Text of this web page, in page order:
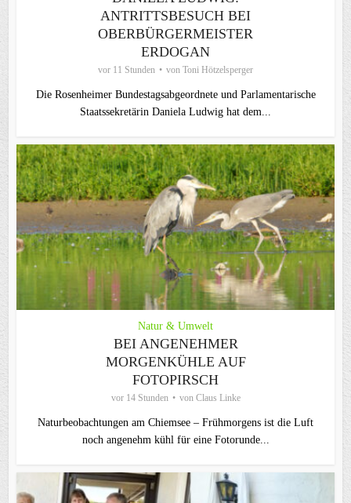
ANTRITTSBESUCH BEI
OBERBÜRGERMEISTER
ERDOGAN
vor 11 Stunden von Toni Hötzelsperger
Die Rosenheimer Bundestagsabgeordnete und Parlamentarische
Staatssekretärin Daniela Ludwig hat dem...
Natur & Umwelt
BEI ANGENEHMER
MORGENKÜHLE AUF
FOTOPIRSCH
vor 14 Stunden von Claus Linke
Naturbeobachtungen am Chiemsee – Frühmorgens ist die Luft
noch angenehm kühl für eine Fotorunde...